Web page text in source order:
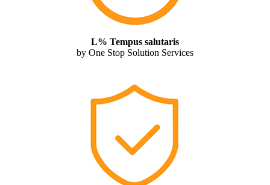
L% Tempus salutaris
by One Stop Solution Services